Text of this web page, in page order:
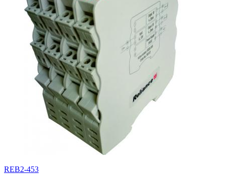
REB2-453